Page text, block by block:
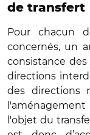
de transfert
Pour chacun
concernés, un
consistance
directions
des directions
l'objet du